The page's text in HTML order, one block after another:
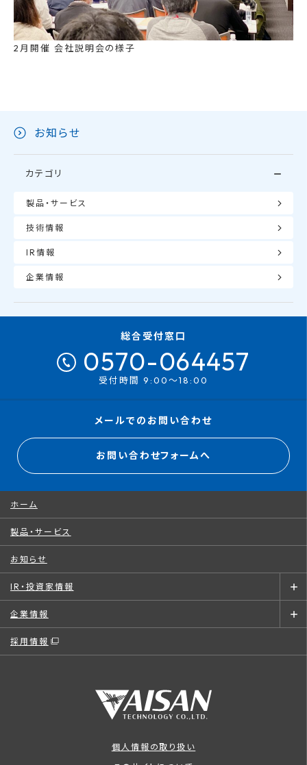
2月開催 会社説明会の様子
お知らせ
カテゴリ
製品・サービス
技術情報
IR情報
企業情報
総合受付窓口
0570-064457
受付時間 9:00～18:00
メールでのお問い合わせ
お問い合わせフォームへ
ホーム
製品・サービス
お知らせ
IR・投資家情報
企業情報
採用情報
個人情報の取り扱い